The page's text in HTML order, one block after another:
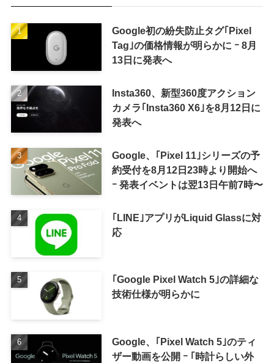
Google初の紛失防止タグ｢Pixel
Tag｣の価格情報が明らかに ｰ 8月
13日に発表へ
Insta360、新型360度アクション
カメラ｢Insta360 X6｣を8月12日に
発表へ
Google、｢Pixel 11｣シリーズの予
約受付を8月12日23時より開始へ
ｰ 発表イベントは翌13日午前7時〜
｢LINE｣アプリがLiquid Glassに対
応
｢Google Pixel Watch 5｣の詳細な
技術仕様が明らかに
Google、｢Pixel Watch 5｣のティ
ザー動画を公開 ｰ ｢時計らしい外